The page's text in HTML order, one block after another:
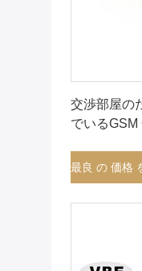
交渉部屋の
でいるGSM
最良 の 価格